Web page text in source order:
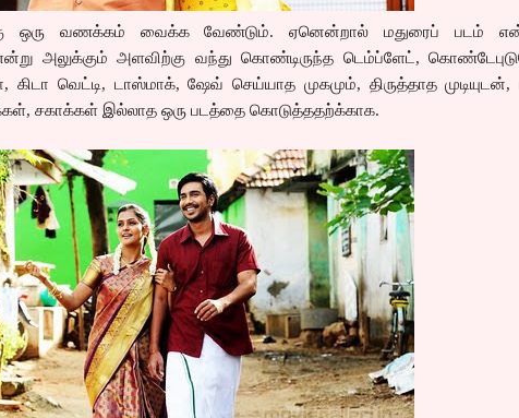
ஒரு வணக்கம் வைக்க வேண்டும். ஏனென்றால் மதுரைப் படம்
அலுக்கும் அளவிற்கு வந்து கொண்டிருந்த டெம்ப்ளேட்,
கிடா வெட்டி, டாஸ்மாக், ஷேவ் செய்யாத முகமும், திருத்தாத முடியுடன்,
சகாக்கள் இல்லாத ஒரு படத்தை கொடுத்ததற்க்காக.